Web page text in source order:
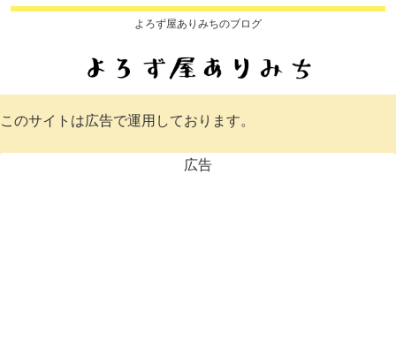
よろず屋ありみちのブログ
このサイトは広告で運用しております。
広告